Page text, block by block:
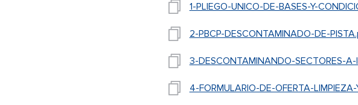
1-PLIEGO-UNICO-DE-BASES-Y-
2-PBCP-DESCONTAMINADO-DE-
3-DESCONTAMINANDO-SECTORES-A-
4-FORMULARIO-DE-OFERTA-